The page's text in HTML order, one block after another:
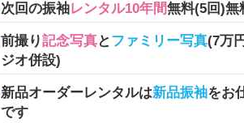
次回の振袖レンタル10年間無料(5回)無
前撮り記念写真と ファミリー写真(7万
ジオ併設)
新品オーダーレンタルは新品振袖をお
です